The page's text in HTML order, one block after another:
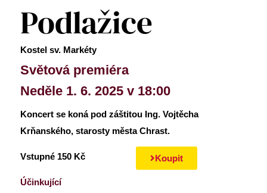
Podlažice
Kostel sv. Markéty
Světová premiéra
Neděle 1. 6. 2025 v 18:00
Koncert se koná pod záštitou Ing. Vojtěcha
Krňanského, starosty města Chrast.
Vstupné 150 Kč
Účinkující
Koupit